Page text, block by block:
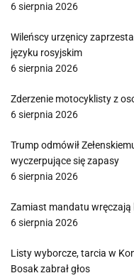
6 sierpnia 2026
Wileńscy urzęnicy
języku rosyjskim
6 sierpnia 2026
Zderzenie motocyklisty z
6 sierpnia 2026
Trump odmówił
wyczerpujące się zapasy
6 sierpnia 2026
Zamiast mandatu wręczają
6 sierpnia 2026
Listy wyborcze, tarcia w
Bosak zabrał głos